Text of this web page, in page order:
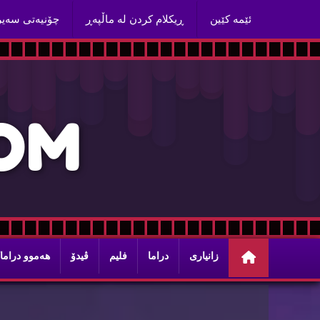
ئێمه‌ كێین ڕیكلام كردن له‌ ماڵپه‌ڕ چۆنیه‌تی
M
زانیاری دراما فلیم ڤیدۆ هه‌موو